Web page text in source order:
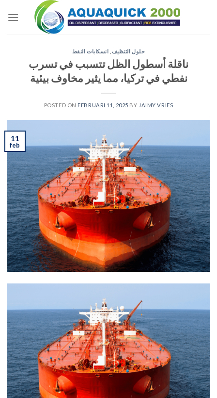
حلول التنظيف انسكابات النفط
ناقلة أسطول الظل تتسبب في تسرب
نفطي في تركيا، مما يثير مخاوف بيئية
POSTED ON FEBRUARI 11, 2025 BY JAIMY VRIES
11
feb